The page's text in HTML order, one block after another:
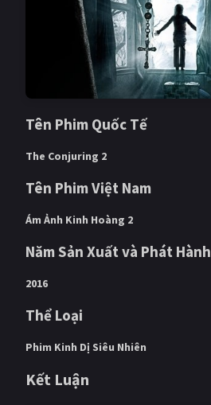
Tên Phim Quốc Tế
The Conjuring 2
Tên Phim Việt Nam
Ám Ảnh Kinh Hoàng 2
Năm Sản Xuất và Phát Hành
2016
Thể Loại
Phim Kinh Dị Siêu Nhiên
Kết Luận